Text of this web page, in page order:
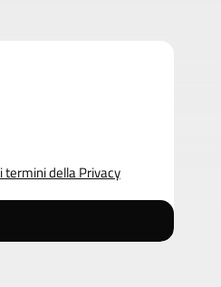
i termini della Privacy